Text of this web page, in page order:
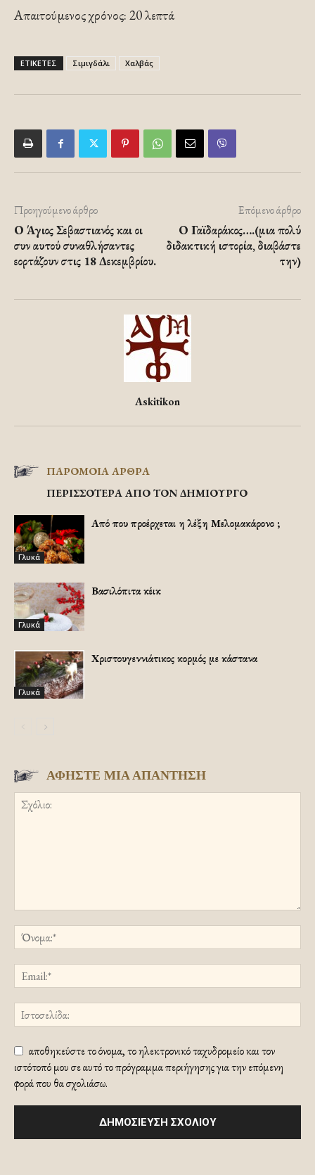
Απαιτούμενος χρόνος: 20 λεπτά
ΕΤΙΚΕΤΕΣ Σιμιγδάλι Χαλβάς
Προηγούμενο άρθρο
Ο Άγιος Σεβαστιανός και οι
συν αυτού συναθλήσαντες
εορτάζουν στις 18 Δεκεμβρίου.
Επόμενο άρθρο
Ο Γαϊδαράκος….(μια πολύ
διδακτική ιστορία, διαβάστε
την)
Askitikon
ΠΑΡΟΜΟΙΑ ΑΡΘΡΑ
ΠΕΡΙΣΣΟΤΕΡΑ ΑΠΟ ΤΟΝ ΔΗΜΙΟΥΡΓΟ
Γλυκά
Από που προέρχεται η λέξη Μελομακάρονο ;
Γλυκά
Βασιλόπιτα κέικ
Γλυκά
Χριστουγεννιάτικος κορμός με κάστανα
ΑΦΗΣΤΕ ΜΙΑ ΑΠΑΝΤΗΣΗ
αποθηκεύστε το όνομα, το ηλεκτρονικό ταχυδρομείο και τον
ιστότοπό μου σε αυτό το πρόγραμμα περιήγησης για την επόμενη
φορά που θα σχολιάσω.